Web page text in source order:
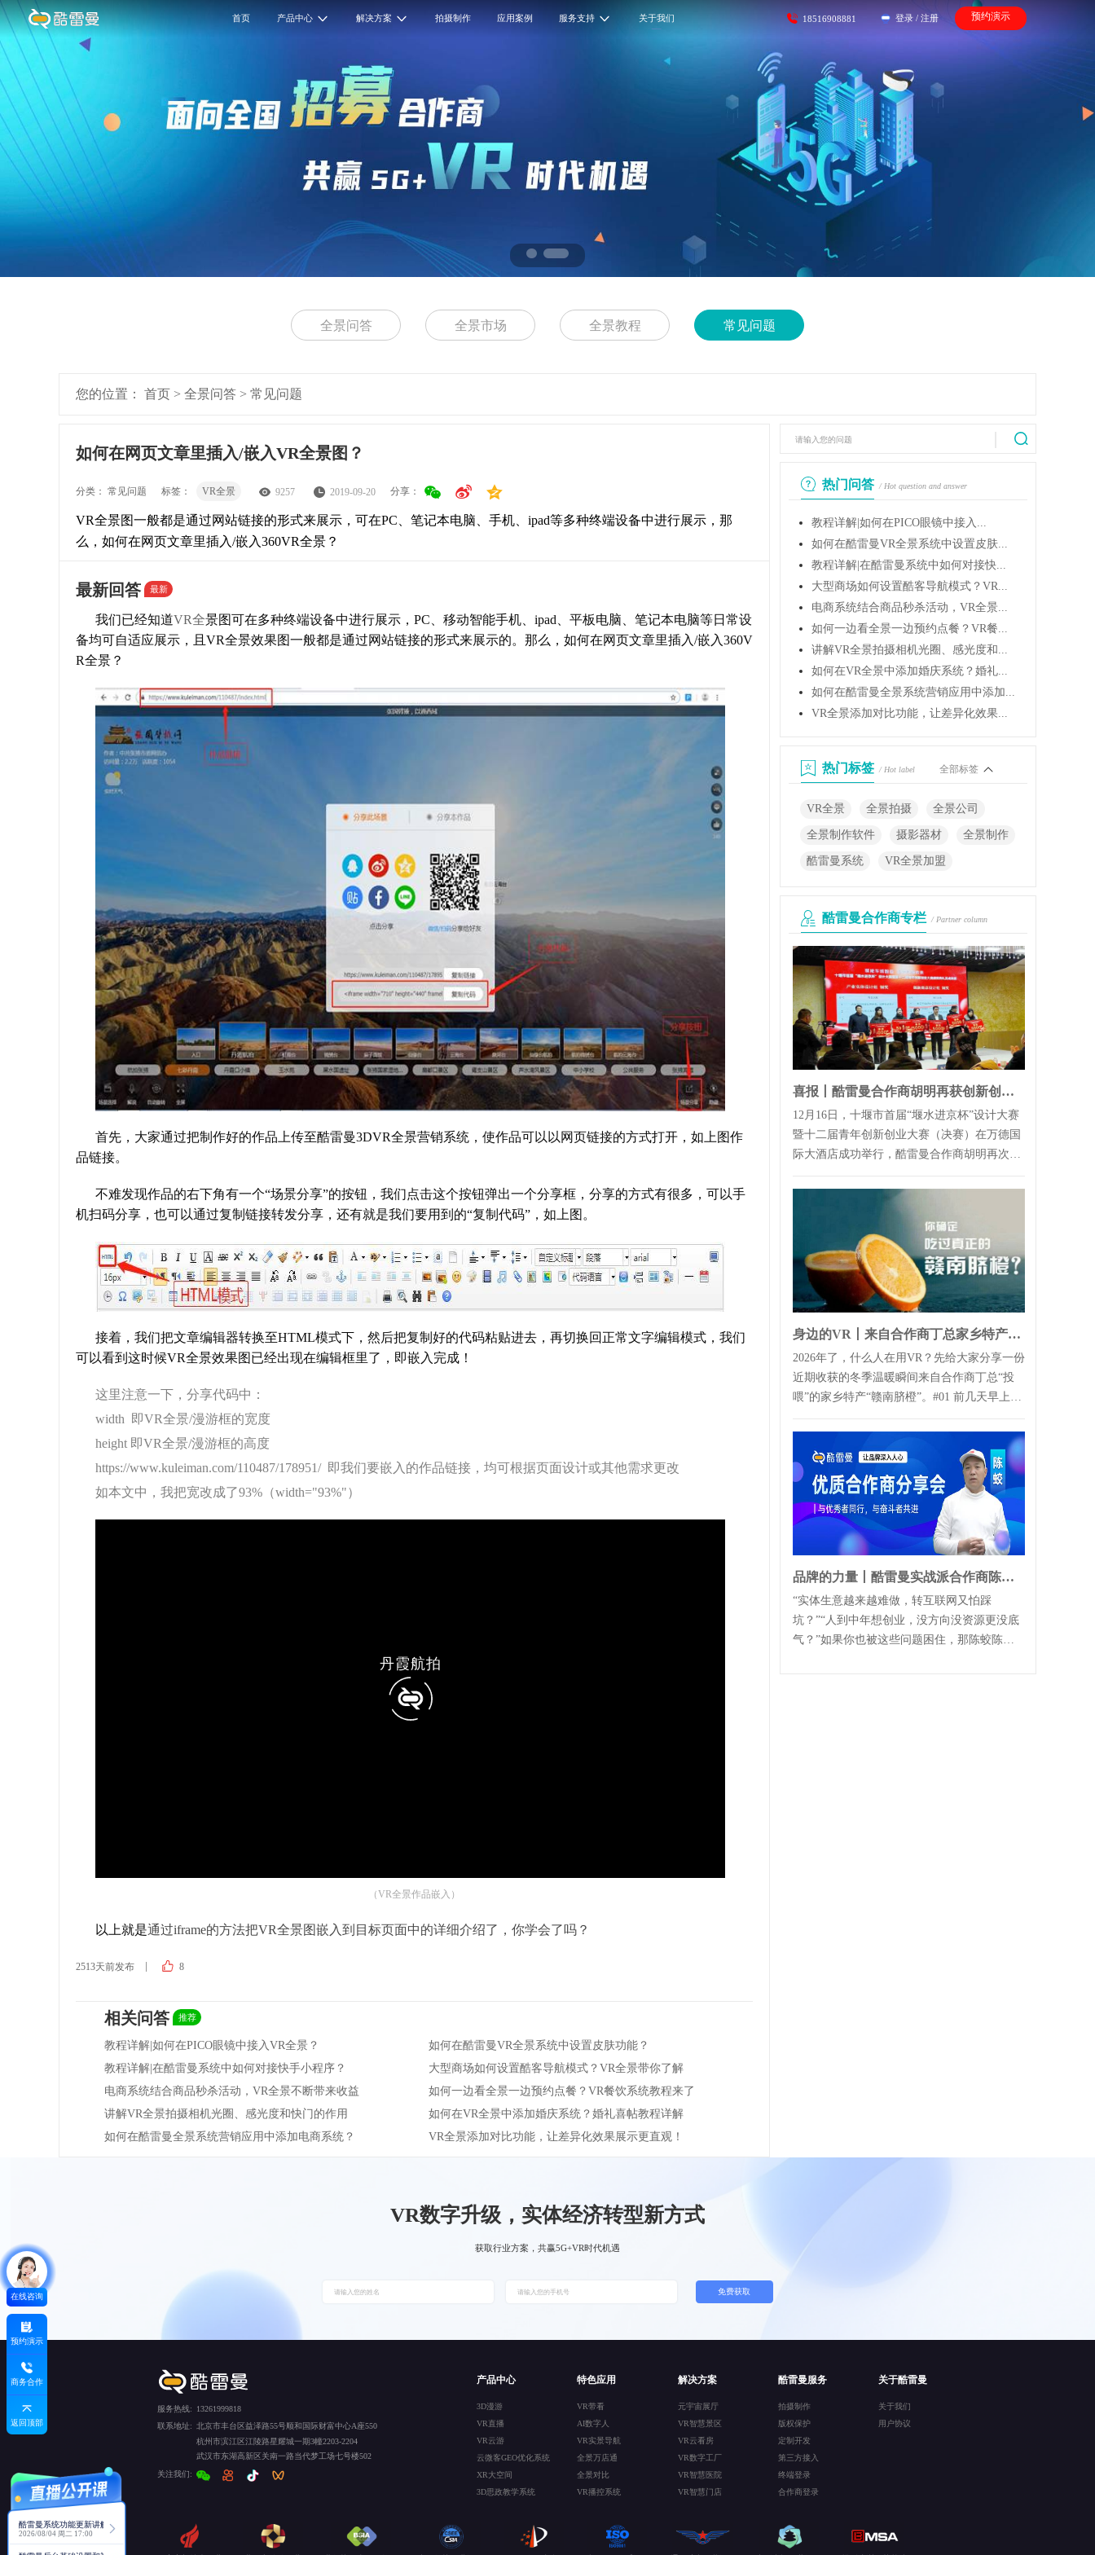
首页 产品中心 解决方案 拍摄制作 应用案例 服务支持 关于我们 18516908881 登录 / 注册 预约演示
全景问答 全景市场 全景教程 常见问题
您的位置： 首页 > 全景问答 > 常见问题
如何在网页文章里插入/嵌入VR全景图？
分类： 常见问题 标签： VR全景 9257 2019-09-20 分享：
VR全景图一般都是通过网站链接的形式来展示，可在PC、笔记本电脑、手机、ipad等多种终端设备中进行展示，那
么，如何在网页文章里插入/嵌入360VR全景？
最新回答 最新
我们已经知道VR全景图可在多种终端设备中进行展示，PC、移动智能手机、ipad、平板电脑、笔记本电脑等日常设
备均可自适应展示，且VR全景效果图一般都是通过网站链接的形式来展示的。那么，如何在网页文章里插入/嵌入360V
R全景？
首先，大家通过把制作好的作品上传至酷雷曼3DVR全景营销系统，使作品可以以网页链接的方式打开，如上图作
品链接。
不难发现作品的右下角有一个“场景分享”的按钮，我们点击这个按钮弹出一个分享框，分享的方式有很多，可以手
机扫码分享，也可以通过复制链接转发分享，还有就是我们要用到的“复制代码”，如上图。
接着，我们把文章编辑器转换至HTML模式下，然后把复制好的代码粘贴进去，再切换回正常文字编辑模式，我们
可以看到这时候VR全景效果图已经出现在编辑框里了，即嵌入完成！
这里注意一下，分享代码中：
width 即VR全景/漫游框的宽度
height 即VR全景/漫游框的高度
https://www.kuleiman.com/110487/178951/ 即我们要嵌入的作品链接，均可根据页面设计或其他需求更改
如本文中，我把宽改成了93%（width="93%"）
（VR全景作品嵌入）
以上就是通过iframe的方法把VR全景图嵌入到目标页面中的详细介绍了，你学会了吗？
2513天前发布 8
相关问答 推荐
教程详解|如何在PICO眼镜中接入VR全景？
如何在酷雷曼VR全景系统中设置皮肤功能？
教程详解|在酷雷曼系统中如何对接快手小程序？
大型商场如何设置酷客导航模式？VR全景带你了解
电商系统结合商品秒杀活动，VR全景不断带来收益
如何一边看全景一边预约点餐？VR餐饮系统教程来了
讲解VR全景拍摄相机光圈、感光度和快门的作用
如何在VR全景中添加婚庆系统？婚礼喜帖教程详解
如何在酷雷曼全景系统营销应用中添加电商系统？
VR全景添加对比功能，让差异化效果展示更直观！
热门问答 / Hot question and answer
教程详解|如何在PICO眼镜中接入...
如何在酷雷曼VR全景系统中设置皮肤...
教程详解|在酷雷曼系统中如何对接快...
大型商场如何设置酷客导航模式？VR...
电商系统结合商品秒杀活动，VR全景...
如何一边看全景一边预约点餐？VR餐...
讲解VR全景拍摄相机光圈、感光度和...
如何在VR全景中添加婚庆系统？婚礼...
如何在酷雷曼全景系统营销应用中添加...
VR全景添加对比功能，让差异化效果...
热门标签 / Hot label 全部标签
VR全景 全景拍摄 全景公司
全景制作软件 摄影器材 全景制作
酷雷曼系统 VR全景加盟
酷雷曼合作商专栏 / Partner column
喜报丨酷雷曼合作商胡明再获创新创业大奖
12月16日，十堰市首届“堰水进京杯”设计大赛
暨十二届青年创新创业大赛（决赛）在万德国
际大酒店成功举行，酷雷曼合作商胡明再次斩
身边的VR丨来自合作商丁总家乡特产的“投喂”
2026年了，什么人在用VR？先给大家分享一份
近期收获的冬季温暖瞬间来自合作商丁总“投
喂”的家乡特产“赣南脐橙”。#01 前几天早上来
品牌的力量丨酷雷曼实战派合作商陈总讲真经验、传真方法
“实体生意越来越难做，转互联网又怕踩
坑？”“人到中年想创业，没方向没资源更没底
气？”如果你也被这些问题困住，那陈蛟陈
在线咨询
预约演示
商务合作
返回顶部
酷雷曼系统功能更新讲解
2026/08/04 周二 17:00
VR数字升级，实体经济转型新方式
获取行业方案，共赢5G+VR时代机遇
免费获取
服务热线:
13261999818
联系地址: 北京市丰台区益泽路55号顺和国际财富中心A座550
杭州市滨江区江陵路星耀城一期3幢2203-2204
武汉市东湖高新区关南一路当代梦工场七号楼502
关注我们:
产品中心
3D漫游
VR直播
VR云游
云微客GEO优化系统
XR大空间
3D思政教学系统
特色应用
VR带看
AI数字人
VR实景导航
全景万店通
全景对比
VR播控系统
解决方案
元宇宙展厅
VR智慧景区
VR云看房
VR数字工厂
VR智慧医院
VR智慧门店
酷雷曼服务
拍摄制作
版权保护
定制开发
第三方接入
终端登录
合作商登录
关于酷雷曼
关于我们
用户协议